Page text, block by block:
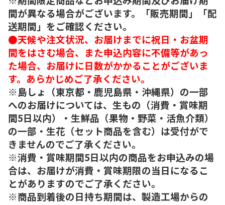
間が異なる場合がございます。「販売期間」「配
送期間」をご確認ください。
●天候や注文状況、お届けまでに祝日・お盆期
間をはさむ場合、また申込内容に不備等があっ
た場合、お届けに日数がかかることがございま
す。あらかじめご了承ください。
※島しょ（東京都・鹿児島県・沖縄県）の一部
へのお届けについては、生もの（消費・賞味期
間5日以内）・生鮮品（果物・野菜・活魚介類）
の一部・生花（セット商品を含む）は受付がで
きませんのでご了承ください。
※消費・賞味期間5日以内の商品をお申込みの場
合は、お届けが消費・賞味期限の当日になるこ
とがありますのでご了承ください。
※商品到着後の日持ち期間は、製造工場からの